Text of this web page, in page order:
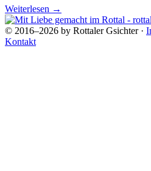
Weiterlesen →
© 2016–2026 by Rottaler Gsichter ·
Kontakt